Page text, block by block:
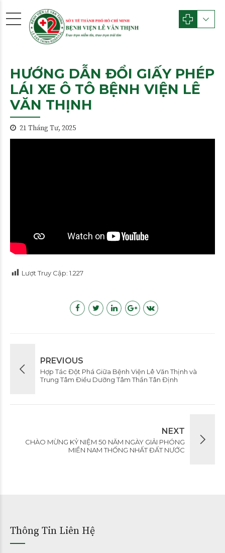
HƯỚNG DẪN ĐỔI GIẤY PHÉP
LÁI XE Ô TÔ BỆNH VIỆN LÊ
VĂN THỊNH
21 Tháng Tư, 2025
Lượt Truy Cập: 1.227
PREVIOUS
Hợp Tác Đột Phá Giữa Bệnh Viện Lê Văn Thịnh và
Trung Tâm Điều Dưỡng Tâm Thần Tân Định
NEXT
CHÀO MỪNG KỶ NIỆM 50 NĂM NGÀY GIẢI PHÓNG
MIỀN NAM THỐNG NHẤT ĐẤT NƯỚC
Thông Tin Liên Hệ